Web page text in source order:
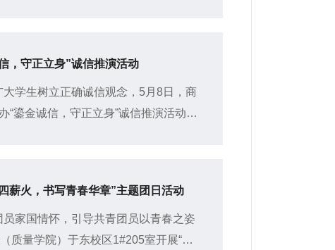
，守正立身”诚信推演活动
学生树立正确诚信观念，5月8日，商
“鎏金诚信，守正立身”诚信推演活动，
薪火，书写青春华章”主题团日活动
家国情怀，引导共青团员以青春之姿
质量学院）于东校区1#205室开展“传